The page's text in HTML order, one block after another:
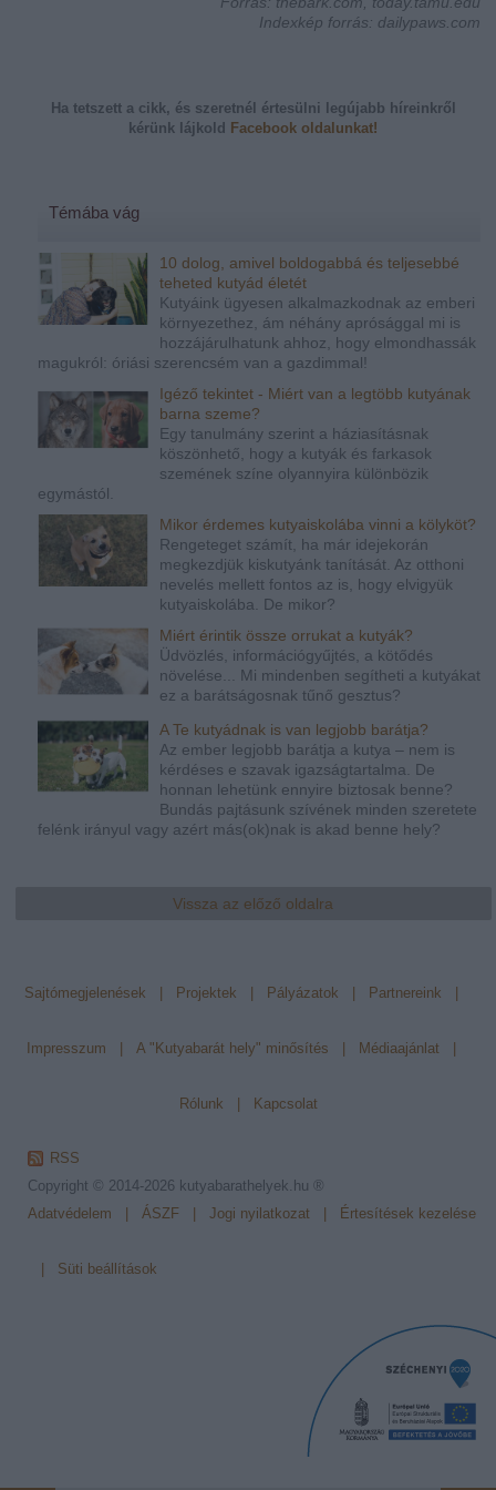
Indexkép forrás: dailypaws.com
Ha tetszett a cikk, és szeretnél értesülni legújabb híreinkről
kérünk
lájkold Facebook oldalunkat!
Témába vág
10 dolog, amivel boldogabbá és teljesebbé
teheted kutyád életét
Kutyáink ügyesen alkalmazkodnak az emberi
környezethez, ám néhány aprósággal mi is
hozzájárulhatunk ahhoz, hogy elmondhassák
magukról: óriási szerencsém van a gazdimmal!
Igéző tekintet - Miért van a legtöbb kutyának
barna szeme?
Egy tanulmány szerint a háziasításnak
köszönhető, hogy a kutyák és farkasok
szemének színe olyannyira különbözik
egymástól.
Mikor érdemes kutyaiskolába vinni a kölyköt?
Rengeteget számít, ha már idejekorán
megkezdjük kiskutyánk tanítását. Az otthoni
nevelés mellett fontos az is, hogy elvigyük
kutyaiskolába. De mikor?
Miért érintik össze orrukat a kutyák?
Üdvözlés, információgyűjtés, a kötődés
növelése... Mi mindenben segítheti a kutyákat
ez a barátságosnak tűnő gesztus?
A Te kutyádnak is van legjobb barátja?
Az ember legjobb barátja a kutya – nem is
kérdéses e szavak igazságtartalma. De
honnan lehetünk ennyire biztosak benne?
Bundás pajtásunk szívének minden szeretete
felénk irányul vagy azért más(ok)nak is akad benne hely?
Vissza az előző oldalra
Sajtómegjelenések Projektek Pályázatok Partnereink
Impresszum A "Kutyabarát hely" minősítés Médiaajánlat
Rólunk Kapcsolat
RSS
Copyright © 2014-2026 kutyabarathelyek.hu ®
Adatvédelem
ÁSZF Jogi nyilatkozat Értesítések kezelése
Süti beállítások